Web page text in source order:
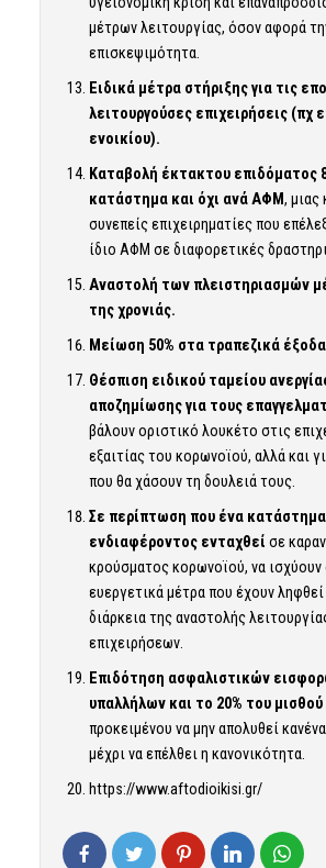
μέτρων λειτουργίας, όσον αφορά
επισκεψιμότητα.
Ειδικά μέτρα στήριξης για τις
λειτουργούσες επιχειρήσεις (πχ
ενοικίου).
Καταβολή έκτακτου επιδόματος
κατάστημα και όχι ανά ΑΦΜ, μιας
συνεπείς επιχειρηματίες που
ίδιο ΑΦΜ σε διαφορετικές
Αναστολή των πλειστηριασμών
της χρονιάς.
Μείωση 50% στα τραπεζικά
Θέσπιση ειδικού ταμείου
αποζημίωσης για τους
βάλουν οριστικό λουκέτο στις
εξαιτίας του κορωνοϊού, αλλά και
που θα χάσουν τη δουλειά τους.
Σε περίπτωση που ένα κατάστημα
ενδιαφέροντος ενταχθεί σε
κρούσματος κορωνοϊού, να ισχύουν
ευεργετικά μέτρα που έχουν
διάρκεια της αναστολής
επιχειρήσεων.
Επιδότηση ασφαλιστικών
υπαλλήλων και το 20% του μισθού
προκειμένου να μην απολυθεί
μέχρι να επέλθει η κανονικότητα.
https://www.aftodioikisi.gr/